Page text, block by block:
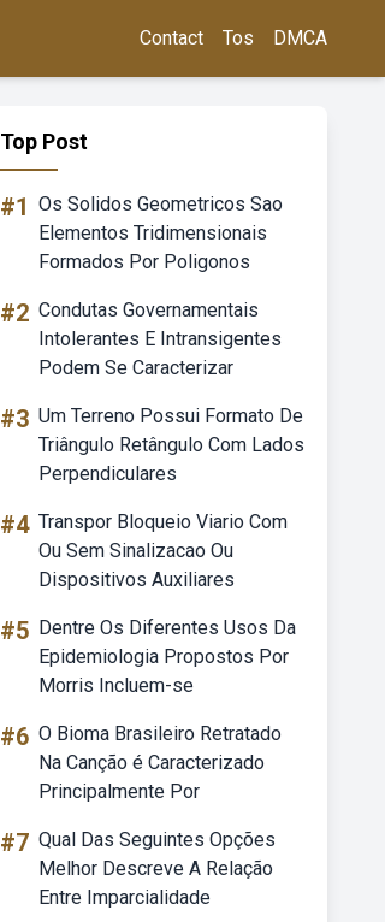
Contact Tos DMCA
Top Post
#1 Os Solidos Geometricos Sao
Elementos Tridimensionais
Formados Por Poligonos
#2 Condutas Governamentais
Intolerantes E Intransigentes
Podem Se Caracterizar
#3 Um Terreno Possui Formato De
Triângulo Retângulo Com Lados
Perpendiculares
#4 Transpor Bloqueio Viario Com
Ou Sem Sinalizacao Ou
Dispositivos Auxiliares
#5 Dentre Os Diferentes Usos Da
Epidemiologia Propostos Por
Morris Incluem-se
#6 O Bioma Brasileiro Retratado
Na Canção é Caracterizado
Principalmente Por
#7 Qual Das Seguintes Opções
Melhor Descreve A Relação
Entre Imparcialidade